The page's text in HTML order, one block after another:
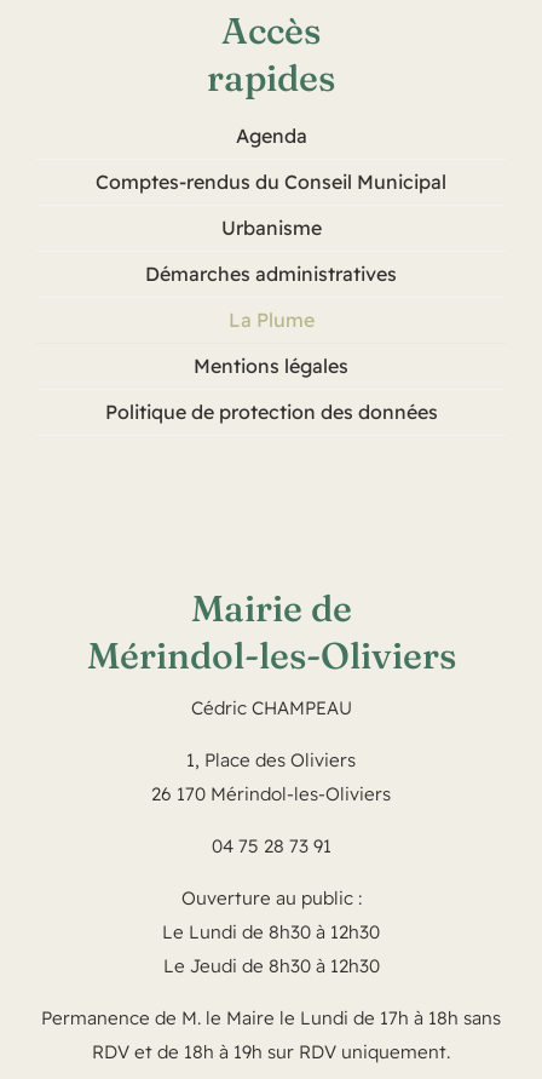
Accès
rapides
Agenda
Comptes-rendus du Conseil Municipal
Urbanisme
Démarches administratives
La Plume
Mentions légales
Politique de protection des données
Mairie de
Mérindol-les-Oliviers
Cédric CHAMPEAU
1, Place des Oliviers
26 170 Mérindol-les-Oliviers
04 75 28 73 91
Ouverture au public :
Le Lundi de 8h30 à 12h30
Le Jeudi de 8h30 à 12h30
Permanence de M. le Maire le Lundi de 17h à 18h sans
RDV et de 18h à 19h sur RDV uniquement.